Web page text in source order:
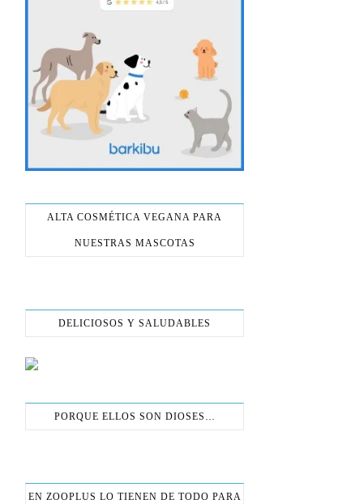
ALTA COSMÉTICA VEGANA PARA
NUESTRAS MASCOTAS
DELICIOSOS Y SALUDABLES
PORQUE ELLOS SON DIOSES…
EN ZOOPLUS LO TIENEN DE TODO PARA